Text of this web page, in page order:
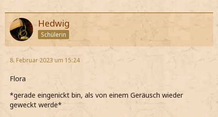
*immer noch genauso wenig sehe, wie vorhin*
Arrrgh!!
*mich resigniert auf den Boden setze und dabei scharf die
schmerzen beginnt*
*die Beine anziehe und den Kopf darauflege*
Hedwig
Schülerin
8. Februar 2023 um 15:24
Flora
*gerade eingenickt bin, als von einem Geräusch wieder
geweckt werde*